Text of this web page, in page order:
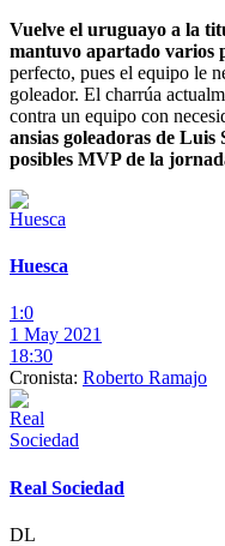
Vuelve el uruguayo a la
mantuvo apartado varios
perfecto, pues el equipo le
goleador. El charrúa
contra un equipo con
ansias goleadoras de Luis
posibles MVP de la
Huesca
1:0
1 May 2021
18:30
Cronista: Roberto Ramajo
Real Sociedad
DL